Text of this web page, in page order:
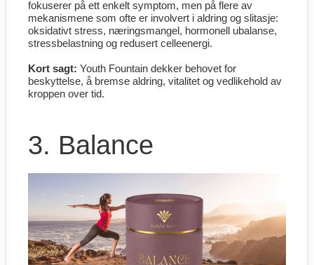
fokuserer på ett enkelt symptom, men på flere av
mekanismene som ofte er involvert i aldring og slitasje:
oksidativt stress, næringsmangel, hormonell ubalanse,
stressbelastning og redusert celleenergi.
Kort sagt: Youth Fountain dekker behovet for
beskyttelse, å bremse aldring, vitalitet og vedlikehold av
kroppen over tid.
3. Balance